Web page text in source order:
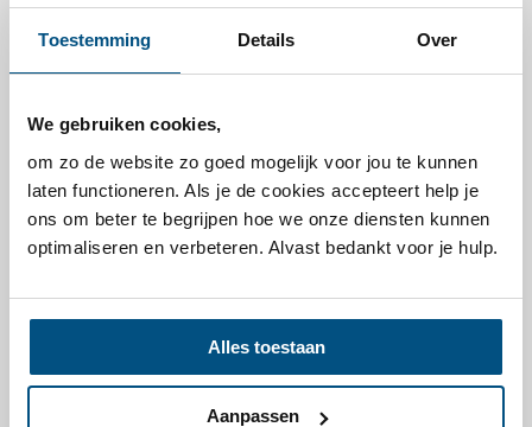
Toestemming Details Over
We gebruiken cookies,
om zo de website zo goed mogelijk voor jou te kunnen
laten functioneren. Als je de cookies accepteert help je
ons om beter te begrijpen hoe we onze diensten kunnen
optimaliseren en verbeteren. Alvast bedankt voor je hulp.
Alles toestaan
Aanpassen
Link to Youtube
Link to Pinterest
Voor elke dag
Dagelijkse overdenking van Joyce Meyer
Podcast – Vernieuw je denken
TV- / Online-uitzending
Nieuwsbrief abonneren
Leesplannen
Onze projecten wereldwijd
Levensverhalen – video’s & artikelen